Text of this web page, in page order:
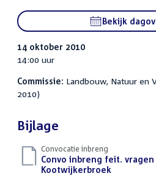
Bekijk
14 oktober 2010
14:00 uur
Commissie: Landbouw, Natuur en
2010)
Bijlage
Convocatie inbreng
Download
bestand:
Convo inbreng feit. vragen
Kootwijkerbroek